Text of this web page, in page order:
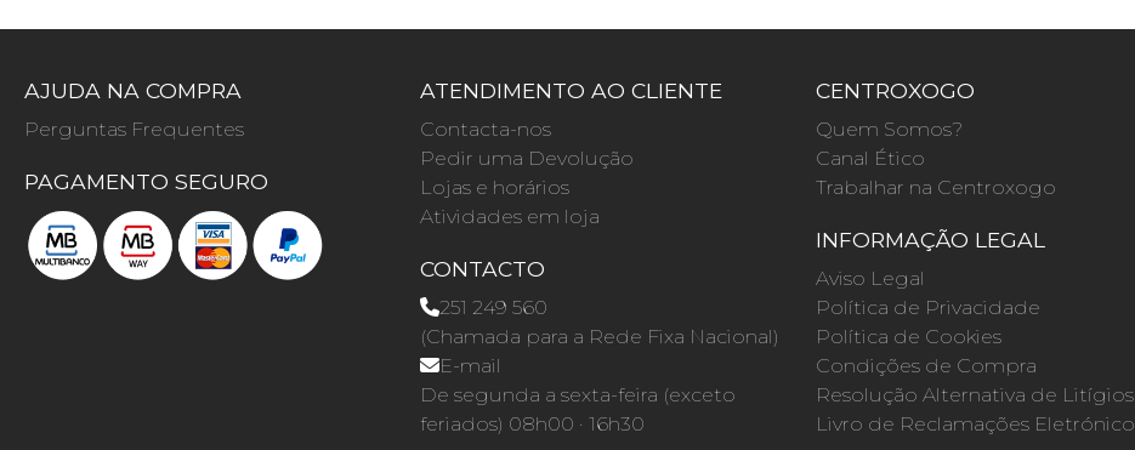
AJUDA NA COMPRA
Perguntas Frequentes
PAGAMENTO SEGURO
ATENDIMENTO AO CLIENTE
Contacta-nos
Pedir uma Devolução
Lojas e horários
Atividades em loja
CONTACTO
251 249 560
(Chamada para a Rede Fixa Nacional)
E-mail
De segunda a sexta-feira (exceto
feriados) 08h00 · 16h30
CENTROXOGO
Quem Somos?
Canal Ético
Trabalhar na Centroxogo
INFORMAÇÃO LEGAL
Aviso Legal
Política de Privacidade
Política de Cookies
Condições de Compra
Resolução Alternativa de Litígios
Livro de Reclamações Eletrónico